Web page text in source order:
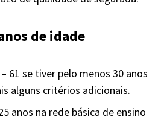
de idade
– 61 se tiver pelo menos 30 anos
alguns critérios adicionais.
anos na rede básica de ensino